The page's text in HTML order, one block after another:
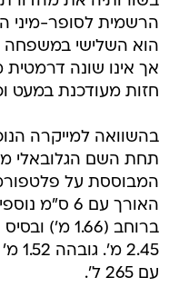
הרשמית לסופר-מיני
אך אינו שונה דרמטית
חזות מעודכנת במעט
בהשוואה למייקרה
תחת השם הגלובאלי
עם 265 ל'.